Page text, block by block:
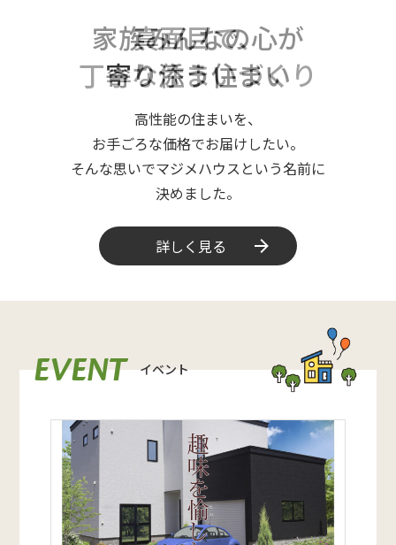
家づくりが
できるよろこび
高性能の住まいを、
お手ごろな価格でお届けしたい。
そんな思いでマジメハウスという名前に
決めました。
詳しく見る
真面目で、
丁寧な住まいづくり
高性能の住まいを、
お手ごろな価格でお届けしたい。
そんな思いでマジメハウスという名前に
決めました。
詳しく見る
家族みんなの心が
寄り添う住まい
高性能の住まいを、
お手ごろな価格でお届けしたい。
そんな思いでマジメハウスという名前に
決めました。
詳しく見る
家づくりが
できるよろこび
高性能の住まいを、
お手ごろな価格でお届けしたい。
そんな思いでマジメハウスという名前に
決めました。
詳しく見る
真面目で、
丁寧な住まいづくり
高性能の住まいを、
お手ごろな価格でお届けしたい。
そんな思いでマジメハウスという名前に
決めました。
詳しく見る
EVENT イベント